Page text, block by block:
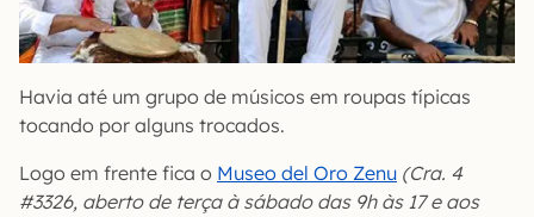
Havia até um grupo de músicos em roupas típicas
tocando por alguns trocados.
Logo em frente fica o Museo del Oro Zenu (Cra. 4
#3326, aberto de terça à sábado das 9h às 17 e aos